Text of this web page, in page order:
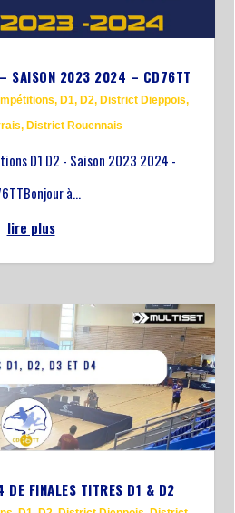
SAISON 2023 2024 – CD76TT
, D1, D2, District Dieppois,
, District Rouennais
D1 D2 - Saison 2023 2024 -
à...
lire plus
DE FINALES TITRES D1 & D2